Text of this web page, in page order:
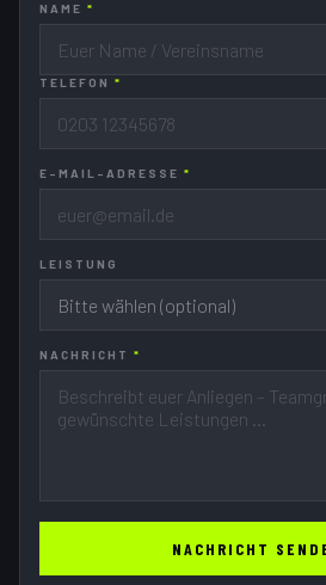
NAME *
TELEFON *
E-MAIL-ADRESSE *
LEISTUNG
NACHRICHT *
NACHRICHT